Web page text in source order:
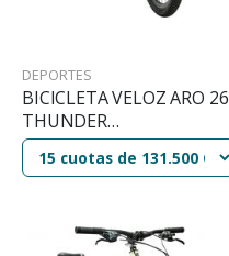
DEPORTES
BICICLETA VELOZ ARO 26
THUNDER
NEGRO/FUCSIA